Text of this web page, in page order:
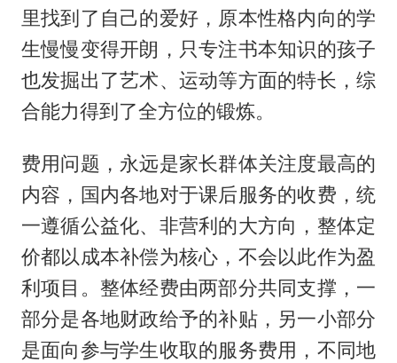
里找到了自己的爱好，原本性格内向的学
生慢慢变得开朗，只专注书本知识的孩子
也发掘出了艺术、运动等方面的特长，综
合能力得到了全方位的锻炼。
费用问题，永远是家长群体关注度最高的
内容，国内各地对于课后服务的收费，统
一遵循公益化、非营利的大方向，整体定
价都以成本补偿为核心，不会以此作为盈
利项目。整体经费由两部分共同支撑，一
部分是各地财政给予的补贴，另一小部分
是面向参与学生收取的服务费用，不同地